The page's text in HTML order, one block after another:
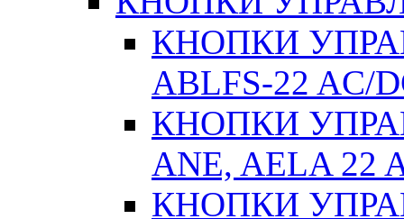
КНОПКИ
ABLFS-22 AC/
КНОПКИ
ANE, AELA 22
КНОПКИ